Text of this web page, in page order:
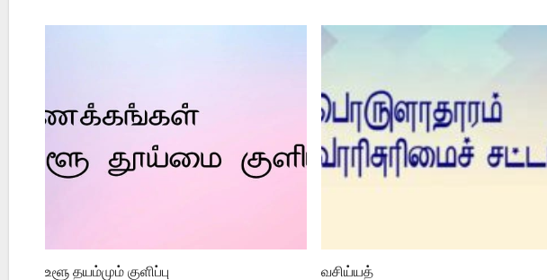
உளூ தயம்மும் குளிப்பு வசிய்யத்